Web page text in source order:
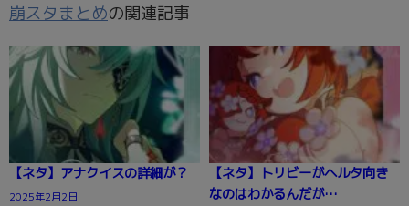
崩スタまとめの関連記事
【ネタ】アナクイスの詳細が？
2025年2月2日
【ネタ】トリビーがヘルタ向き
なのはわかるんだが…